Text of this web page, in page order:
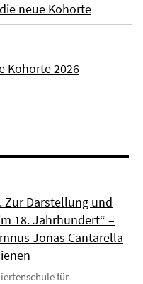
neue Kohorte
Kohorte 2026
Zur Darstellung und
18. Jahrhundert“ –
Jonas Cantarella
für